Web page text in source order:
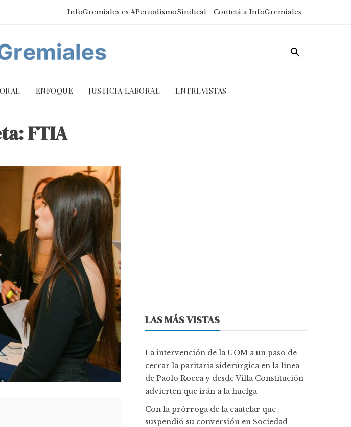
InfoGremiales es #PeriodismoSindical Contctá a InfoGremiales
ENFOQUE JUSTICIA LABORAL ENTREVISTAS
FTIA
LAS MÁS VISTAS
La intervención de la UOM a un paso de
cerrar la paritaria siderúrgica en la línea
de Paolo Rocca y desde Villa Constitución
advierten que irán a la huelga
Con la prórroga de la cautelar que
suspendió su conversión en Sociedad